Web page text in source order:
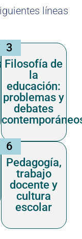
líneas
Filosofía de
la
educación:
problemas y
debates
3
Pedagogía,
trabajo
docente y
cultura
escolar
6